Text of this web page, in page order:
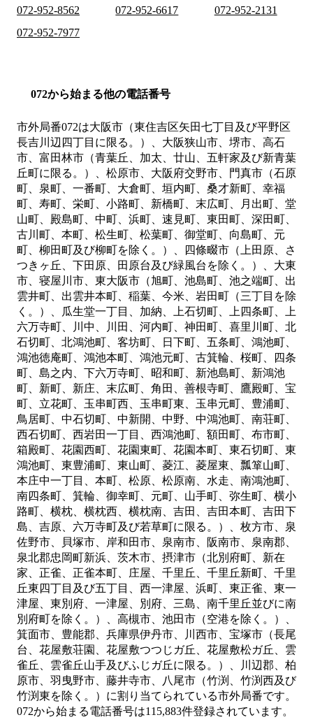
072-952-8562
072-952-6617
072-952-2131
072-952-7977
072から始まる他の電話番号
市外局番072は大阪市（東住吉区矢田七丁目及び平野区
長吉川辺四丁目に限る。）、大阪狭山市、堺市、高石
市、富田林市（青葉丘、加太、廿山、五軒家及び新青葉
丘町に限る。）、松原市、大阪府交野市、門真市（石原
町、泉町、一番町、大倉町、垣内町、桑才新町、幸福
町、寿町、栄町、小路町、新橋町、末広町、月出町、堂
山町、殿島町、中町、浜町、速見町、東田町、深田町、
古川町、本町、松生町、松葉町、御堂町、向島町、元
町、柳田町及び柳町を除く。）、四條畷市（上田原、さ
つきヶ丘、下田原、田原台及び緑風台を除く。）、大東
市、寝屋川市、東大阪市（旭町、池島町、池之端町、出
雲井町、出雲井本町、稲葉、今米、岩田町（三丁目を除
く。）、瓜生堂一丁目、加納、上石切町、上四条町、上
六万寺町、川中、川田、河内町、神田町、喜里川町、北
石切町、北鴻池町、客坊町、日下町、五条町、鴻池町、
鴻池徳庵町、鴻池本町、鴻池元町、古箕輪、桜町、四条
町、島之内、下六万寺町、昭和町、新池島町、新鴻池
町、新町、新庄、末広町、角田、善根寺町、鷹殿町、宝
町、立花町、玉串町西、玉串町東、玉串元町、豊浦町、
鳥居町、中石切町、中新開、中野、中鴻池町、南荘町、
西石切町、西岩田一丁目、西鴻池町、額田町、布市町、
箱殿町、花園西町、花園東町、花園本町、東石切町、東
鴻池町、東豊浦町、東山町、菱江、菱屋東、瓢箪山町、
本庄中一丁目、本町、松原、松原南、水走、南鴻池町、
南四条町、箕輪、御幸町、元町、山手町、弥生町、横小
路町、横枕、横枕西、横枕南、吉田、吉田本町、吉田下
島、吉原、六万寺町及び若草町に限る。）、枚方市、泉
佐野市、貝塚市、岸和田市、泉南市、阪南市、泉南郡、
泉北郡忠岡町新浜、茨木市、摂津市（北別府町、新在
家、正雀、正雀本町、庄屋、千里丘、千里丘新町、千里
丘東四丁目及び五丁目、西一津屋、浜町、東正雀、東一
津屋、東別府、一津屋、別府、三島、南千里丘並びに南
別府町を除く。）、高槻市、池田市（空港を除く。）、
箕面市、豊能郡、兵庫県伊丹市、川西市、宝塚市（長尾
台、花屋敷荘園、花屋敷つつじガ丘、花屋敷松ガ丘、雲
雀丘、雲雀丘山手及びふじガ丘に限る。）、川辺郡、柏
原市、羽曳野市、藤井寺市、八尾市（竹渕、竹渕西及び
竹渕東を除く。） に割り当てられている市外局番です。
072から始まる電話番号は115,883件登録されています。